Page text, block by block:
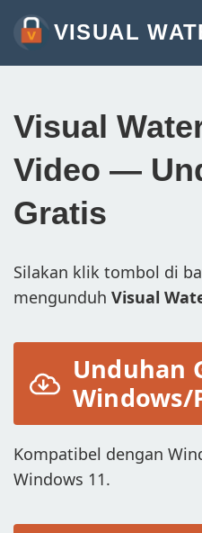
VISUAL
WATERMARK FOTO
WATERMARK PDF
ALAT LAINNYA:
WATERMARK
TAMBAHKAN
TAMBAHKAN
TAMBAHKAN
KONVERSI KE
Visual
Video —
Gratis
Silakan klik tombol di
mengunduh Visual
Unduhan
Windows/
Kompatibel dengan
Windows 11.